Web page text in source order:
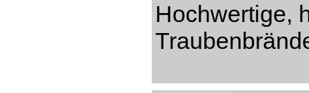
Hochwertige,